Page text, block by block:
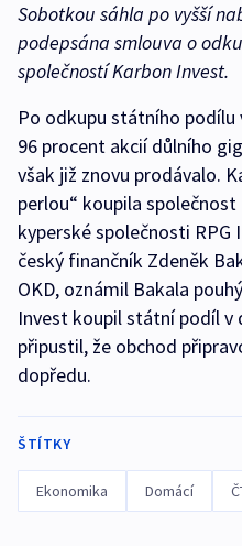
Sobotkou sáhla po vyšší
podepsána smlouva o
společností Karbon Invest.
Po odkupu státního
96 procent akcií důlního
však již znovu prodávalo.
perlou“ koupila
kyperské společnosti
český finančník Zdeněk
OKD, oznámil Bakala
Invest koupil státní podíl v
připustil, že obchod
dopředu.
ŠTÍTKY
Ekonomika Domácí